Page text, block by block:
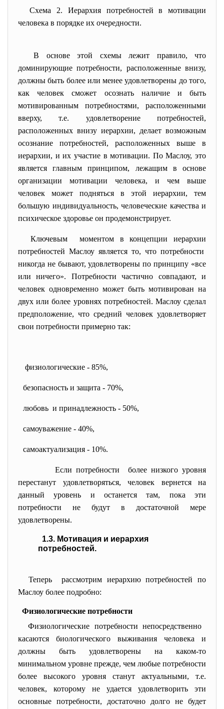
Схема 2. Иерархия потребностей в мотивации
человека в порядке их очередности.
В основе этой схемы лежит правило, что
доминирующие потребности, расположенные внизу,
должны быть более или менее удовлетворены до того,
как человек сможет осознать наличие и быть
мотивированным потребностями, расположенными
вверху, т.е. удовлетворение потребностей,
расположенных внизу иерархии, делает возможным
осознание потребностей, расположенных выше в
иерархии, и их участие в мотивации. По Маслоу, это
является главным принципом, лежащим в основе
организации мотивации человека, и чем выше
человек может подняться в этой иерархии, тем
большую индивидуальность, человеческие качества и
психическое здоровье он продемонстрирует.
Ключевым моментом в концепции иерархии
потребностей Маслоу является то, что потребности
никогда не бывают, удовлетворены по принципу «все
или ничего». Потребности частично совпадают, и
человек одновременно может быть мотивирован на
двух или более уровнях потребностей. Маслоу сделал
предположение, что средний человек удовлетворяет
свои потребности примерно так:
физиологические - 85%,
безопасность и защита - 70%,
любовь и принадлежность - 50%,
самоуважение - 40%,
самоактуализация - 10%.
Если потребности более низкого уровня
перестанут удовлетворяться, человек вернется на
данный уровень и останется там, пока эти
потребности не будут в достаточной мере
удовлетворены.
1.3. Мотивация и иерархия
потребностей.
Теперь рассмотрим иерархию потребностей по
Маслоу более подробно:
Физиологические потребности
Физиологические потребности непосредственно
касаются биологического выживания человека и
должны быть удовлетворены на каком-то
минимальном уровне прежде, чем любые потребности
более высокого уровня станут актуальными, т.е.
человек, которому не удается удовлетворить эти
основные потребности, достаточно долго не будет